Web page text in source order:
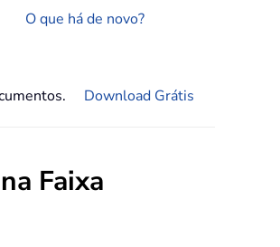
O que há de novo?
Download Grátis
Faixa